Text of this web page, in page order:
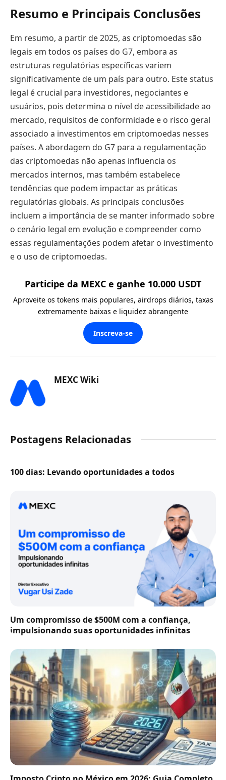
Resumo e Principais Conclusões
Em resumo, a partir de 2025, as criptomoedas são
legais em todos os países do G7, embora as
estruturas regulatórias específicas variem
significativamente de um país para outro. Este status
legal é crucial para investidores, negociantes e
usuários, pois determina o nível de acessibilidade ao
mercado, requisitos de conformidade e o risco geral
associado a investimentos em criptomoedas nesses
países. A abordagem do G7 para a regulamentação
das criptomoedas não apenas influencia os
mercados internos, mas também estabelece
tendências que podem impactar as práticas
regulatórias globais. As principais conclusões
incluem a importância de se manter informado sobre
o cenário legal em evolução e compreender como
essas regulamentações podem afetar o investimento
e o uso de criptomoedas.
Participe da MEXC e ganhe 10.000 USDT
Aproveite os tokens mais populares, airdrops diários, taxas
extremamente baixas e liquidez abrangente
Inscreva-se
MEXC Wiki
Postagens Relacionadas
100 dias: Levando oportunidades a todos
Um compromisso de $500M com a confiança,
impulsionando suas oportunidades infinitas